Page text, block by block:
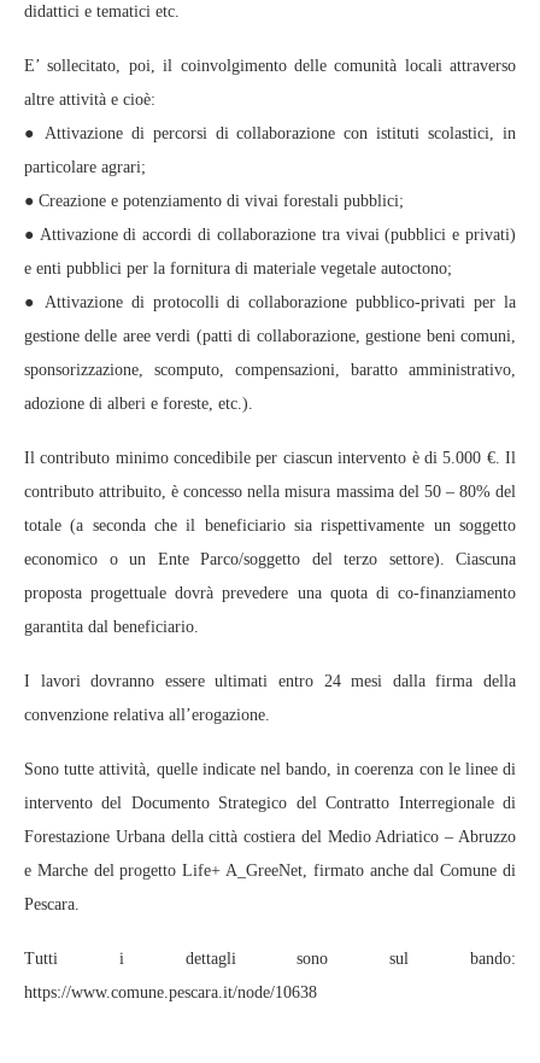
didattici e tematici etc.
E’ sollecitato, poi, il coinvolgimento delle comunità locali attraverso
altre attività e cioè:
● Attivazione di percorsi di collaborazione con istituti scolastici, in
particolare agrari;
● Creazione e potenziamento di vivai forestali pubblici;
● Attivazione di accordi di collaborazione tra vivai (pubblici e privati)
e enti pubblici per la fornitura di materiale vegetale autoctono;
● Attivazione di protocolli di collaborazione pubblico-privati per la
gestione delle aree verdi (patti di collaborazione, gestione beni comuni,
sponsorizzazione, scomputo, compensazioni, baratto amministrativo,
adozione di alberi e foreste, etc.).
Il contributo minimo concedibile per ciascun intervento è di 5.000 €. Il
contributo attribuito, è concesso nella misura massima del 50 – 80% del
totale (a seconda che il beneficiario sia rispettivamente un soggetto
economico o un Ente Parco/soggetto del terzo settore). Ciascuna
proposta progettuale dovrà prevedere una quota di co-finanziamento
garantita dal beneficiario.
I lavori dovranno essere ultimati entro 24 mesi dalla firma della
convenzione relativa all’erogazione.
Sono tutte attività, quelle indicate nel bando, in coerenza con le linee di
intervento del Documento Strategico del Contratto Interregionale di
Forestazione Urbana della città costiera del Medio Adriatico – Abruzzo
e Marche del progetto Life+ A_GreeNet, firmato anche dal Comune di
Pescara.
Tutti i dettagli sono sul bando:
https://www.comune.pescara.it/node/10638